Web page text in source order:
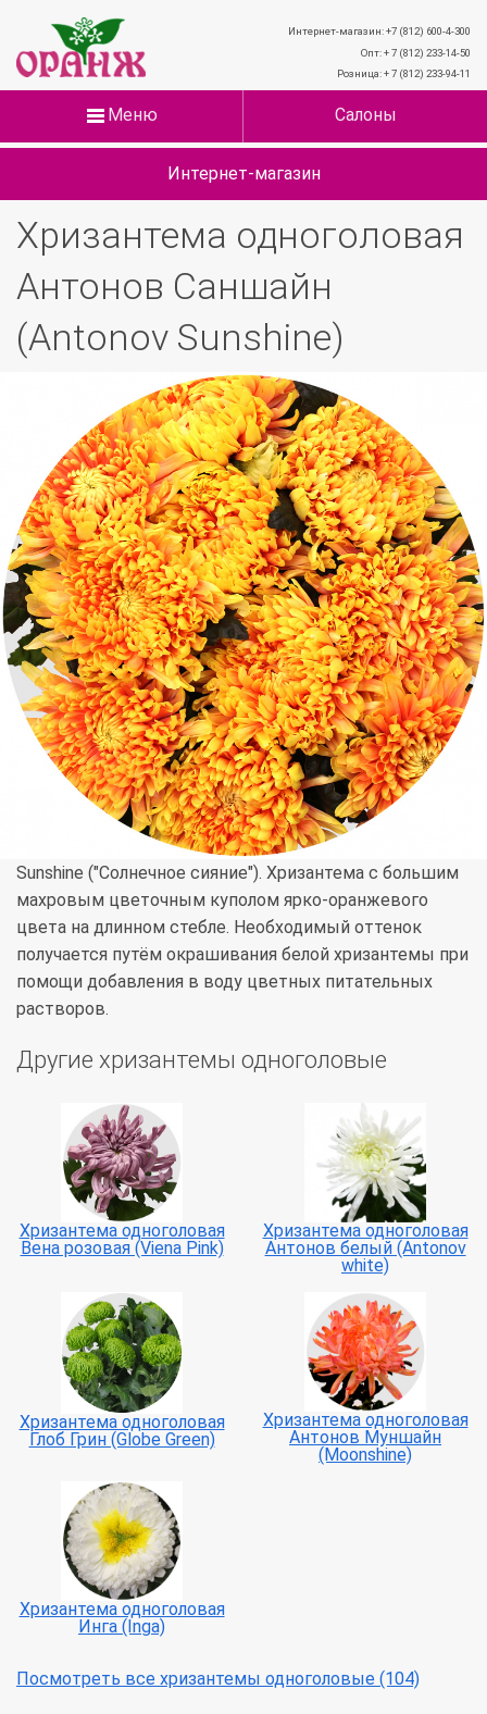
Интернет-магазин: +7 (812) 600-4-300
Опт: + 7 (812) 233-14-50
Розница: + 7 (812) 233-94-11
Меню Салоны
Интернет-магазин
Хризантема одноголовая
Антонов Саншайн
(Antonov Sunshine)
Sunshine ("Солнечное сияние"). Хризантема с большим
махровым цветочным куполом ярко-оранжевого
цвета на длинном стебле. Необходимый оттенок
получается путём окрашивания белой хризантемы при
помощи добавления в воду цветных питательных
растворов.
Другие хризантемы одноголовые
Хризантема одноголовая
Вена розовая (Viena Pink)
Хризантема одноголовая
Антонов белый (Antonov
white)
Хризантема одноголовая
Глоб Грин (Globe Green)
Хризантема одноголовая
Антонов Муншайн
(Moonshine)
Хризантема одноголовая
Инга (Inga)
Посмотреть все хризантемы одноголовые (104)